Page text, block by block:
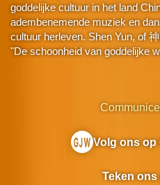
goddelijke cultuur in het land
adembenemende muziek en
cultuur herleven. Shen Yun, of
"De schoonheid van goddelijke
Volg ons op
Teken